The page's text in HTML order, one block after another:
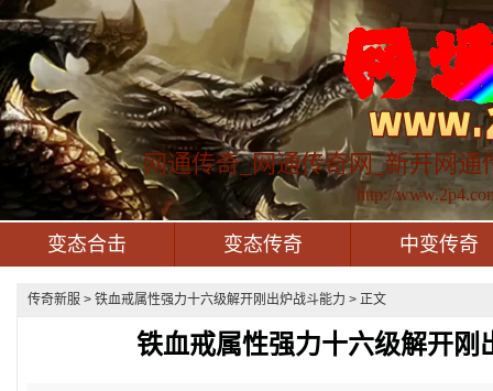
网通传奇_网通传奇网_新开网通
http://
变态合击 变态传奇 中变传奇
传奇新服 > 铁血戒属性强力十六级解开刚出炉战斗能力 > 正文
铁血戒属性强力十六级解开刚